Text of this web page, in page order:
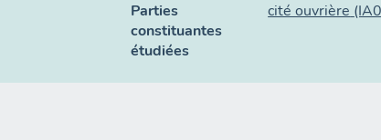
Parties
constituantes
étudiées
cité ouvrière